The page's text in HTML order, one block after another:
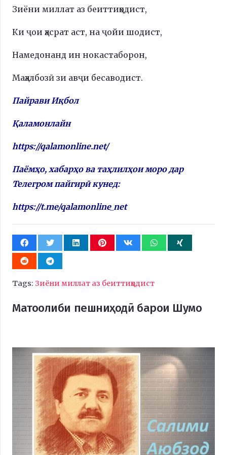
Зиёни миллат аз беиттиҳодист,
Ки ҷои ҳасрат аст, на ҷойи шодист,
Намедонанд ин нокастаборон,
Маҳалбозӣ зи авҷи бесаводист.
Пайрави Иқбол
Қаламонлайн
https://qalamonline.net/
Паёмҳо, хабарҳо ва таҳлилҳои моро дар
Телегром пайгирӣ кунед:
https://t.me/qalamonline_net
Tags: Зиёни миллат аз беиттиҳодист
Матоолиби пешниҳодӣ барои Шумо